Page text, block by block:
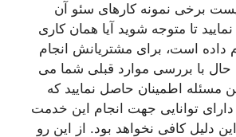
برخی نمونه کارهای سئو آن
تا متوجه شوید آیا همان کاری
داده است، برای مشتریانش انجام
با بررسی موارد قبلی شما می
مسئله اطمینان حاصل نمایید که
توانایی جهت انجام این خدمت
دلیل کافی نخواهد بود. از این رو